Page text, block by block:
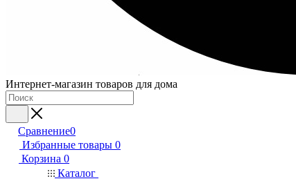
Интернет-магазин товаров для дома
Сравнение0
Избранные товары 0
Корзина 0
Каталог